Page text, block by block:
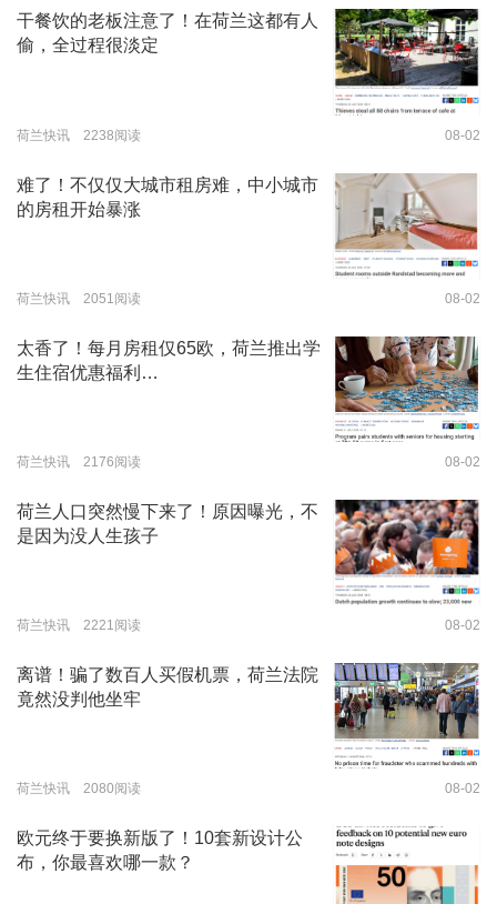
干餐饮的老板注意了！在荷兰这都有人
偷，全过程很淡定
荷兰快讯 2238阅读 08-02
难了！不仅仅大城市租房难，中小城市
的房租开始暴涨
荷兰快讯 2051阅读 08-02
太香了！每月房租仅65欧，荷兰推出学
生住宿优惠福利…
荷兰快讯 2176阅读 08-02
荷兰人口突然慢下来了！原因曝光，不
是因为没人生孩子
荷兰快讯 2221阅读 08-02
离谱！骗了数百人买假机票，荷兰法院
竟然没判他坐牢
荷兰快讯 2080阅读 08-02
欧元终于要换新版了！10套新设计公
布，你最喜欢哪一款？